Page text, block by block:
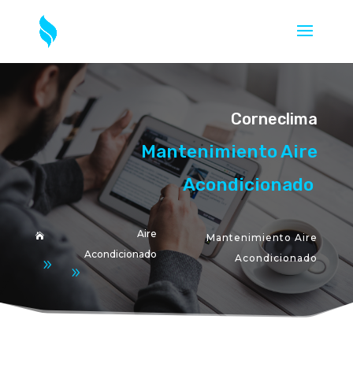
Corneclima
Mantenimiento Aire
Acondicionado

Aire
Acondicionado
Mantenimiento Aire
Acondicionado